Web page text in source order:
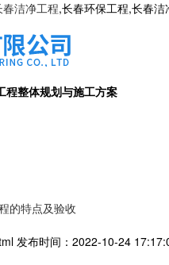
春洁净工程,长春环保工程,长春
程整体规划与施工方案
的特点及验收
发布时间：2022-10-24